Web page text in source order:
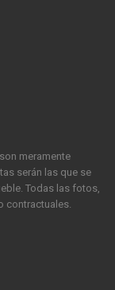
meramente
serán las que se
Todas las fotos,
contractuales.